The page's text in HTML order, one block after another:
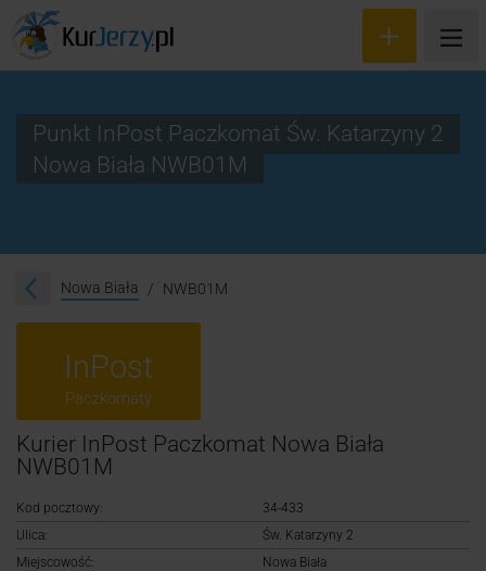
Śledzenie przesyłki
Rejestracja
Punkt InPost Paczkomat Św. Katarzyny 2
Nowa Biała NWB01M
Nowa Biała NWB01M
InPost
Paczkomaty
Kurier InPost Paczkomat Nowa Biała
NWB01M
Kod pocztowy:
34-433
Ulica:
Św. Katarzyny 2
Miejscowość:
Nowa Biała